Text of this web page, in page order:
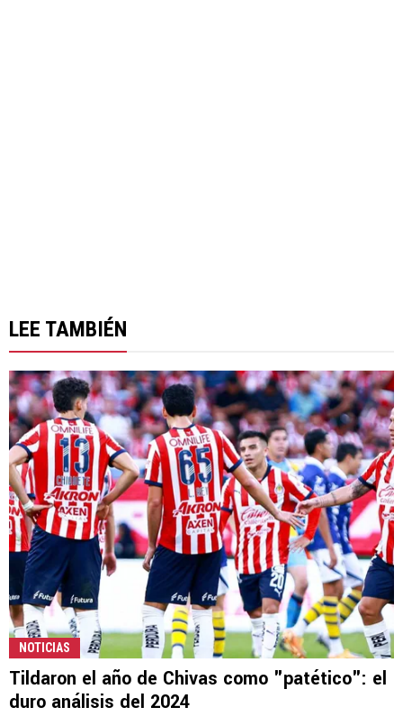
LEE TAMBIÉN
NOTICIAS
Tildaron el año de Chivas como "patético": el
duro análisis del 2024